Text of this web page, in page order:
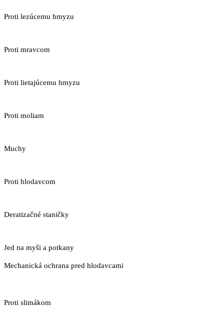
Proti lezúcemu hmyzu
Proti mravcom
Proti lietajúcemu hmyzu
Proti moliam
Muchy
Proti hlodavcom
Deratizačné staničky
Jed na myši a potkany
Mechanická ochrana pred hlodavcami
Proti slimákom